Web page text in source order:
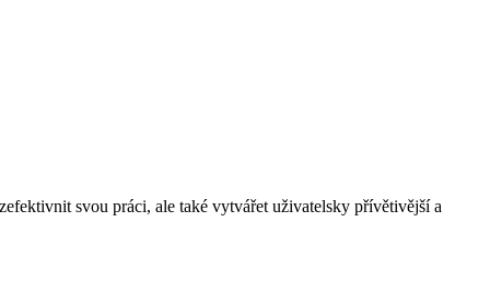
svou práci, ale také vytvářet uživatelsky přívětivější a